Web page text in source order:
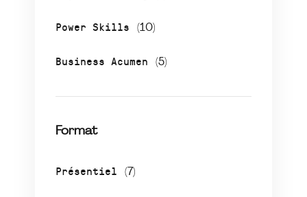
Power Skills (10)
Business Acumen (5)
Format
Présentiel (7)